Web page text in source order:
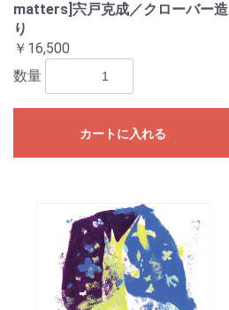
matters]宍戸克成／クローバー造
り
￥16,500
数量
カートに入れる